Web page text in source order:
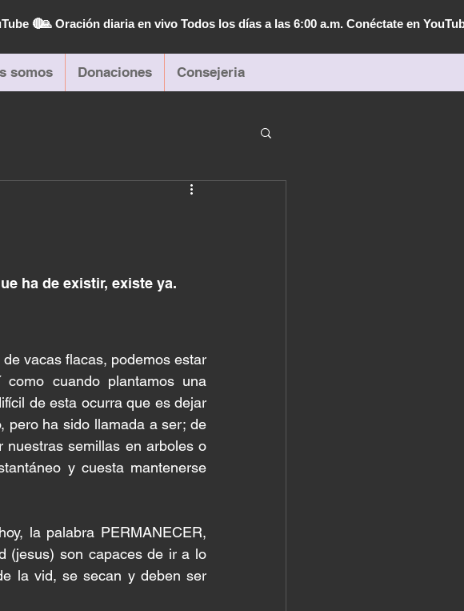
🔴🙏 Oración diaria en vivo Todos los días a las 6:00 a.m. Conéctate en
somos Donaciones Consejeria
ha de existir, existe ya.
vacas flacas, podemos estar
cuando plantamos una
de esta ocurra que es dejar
pero ha sido llamada a ser; de
nuestras semillas en arboles o
y cuesta mantenerse
la palabra PERMANECER,
(jesus) son capaces de ir a lo
la vid, se secan y deben ser